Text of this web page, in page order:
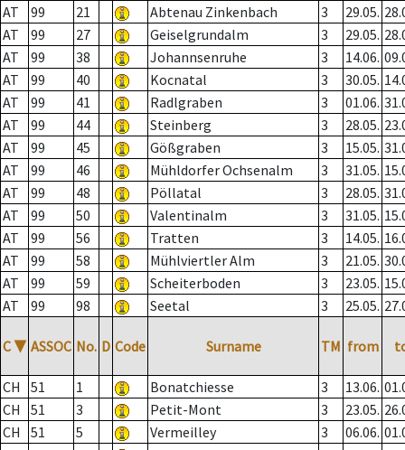
AT
99 21 Abtenau Zinkenbach 3 29.05.
AT
99 27 Geiselgrundalm 3 29.05.
AT
99 38 Johannsenruhe 3 14.06.
AT
99 40 Kocnatal 3 30.05.
AT
99 41 Radlgraben 3 01.06.
AT
99 44 Steinberg 3 28.05.
AT
99 45 Gößgraben 3 15.05.
AT
99 46 Mühldorfer Ochsenalm 3 31.05.
AT
99 48 Pöllatal 3 28.05.
AT
99 50 Valentinalm 3 31.05.
AT
99 56 Tratten 3 14.05.
AT
99 58 Mühlviertler Alm 3 21.05.
AT
99 59 Scheiterboden 3 23.05.
AT
99 98 Seetal 3 25.05.
C ▼ ASSOC No. D Code Surname TM from
CH 51 1 Bonatchiesse 3 13.06.
CH
51 3 Petit-Mont 3 23.05.
CH
51 5 Vermeilley 3 06.06.